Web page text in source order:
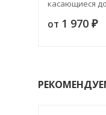
касающиеся
от 1 970 ₽